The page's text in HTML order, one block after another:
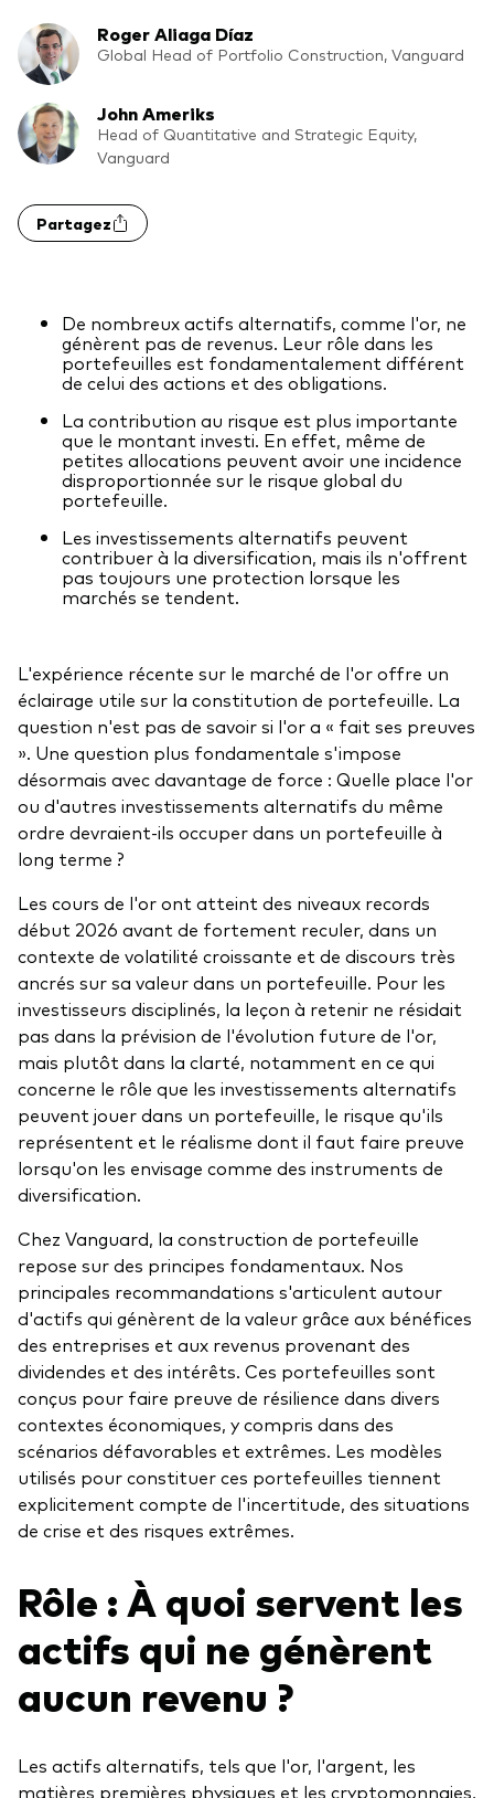
Marché monétaire
Multi-actifs
Obligations
Obligations active
Comment investir avec nous
Documents juridiques
Gérance des placements
Roger Aliaga Díaz
Global Head of Portfolio Construction, Vanguard
John Ameriks
Head of Quantitative and Strategic Equity,
Vanguard
Partagez
De nombreux actifs alternatifs, comme l'or, ne
génèrent pas de revenus. Leur rôle dans les
portefeuilles est fondamentalement différent
de celui des actions et des obligations.
La contribution au risque est plus importante
que le montant investi. En effet, même de
petites allocations peuvent avoir une incidence
disproportionnée sur le risque global du
portefeuille.
Les investissements alternatifs peuvent
contribuer à la diversification, mais ils n'offrent
pas toujours une protection lorsque les
marchés se tendent.
L'expérience récente sur le marché de l'or offre un
éclairage utile sur la constitution de portefeuille. La
question n'est pas de savoir si l'or a « fait ses preuves
». Une question plus fondamentale s'impose
désormais avec davantage de force : Quelle place l'or
ou d'autres investissements alternatifs du même
ordre devraient-ils occuper dans un portefeuille à
long terme ?
Les cours de l'or ont atteint des niveaux records
début 2026 avant de fortement reculer, dans un
contexte de volatilité croissante et de discours très
ancrés sur sa valeur dans un portefeuille. Pour les
investisseurs disciplinés, la leçon à retenir ne résidait
pas dans la prévision de l'évolution future de l'or,
mais plutôt dans la clarté, notamment en ce qui
concerne le rôle que les investissements alternatifs
peuvent jouer dans un portefeuille, le risque qu'ils
représentent et le réalisme dont il faut faire preuve
lorsqu'on les envisage comme des instruments de
diversification.
Chez Vanguard, la construction de portefeuille
repose sur des principes fondamentaux. Nos
principales recommandations s'articulent autour
d'actifs qui génèrent de la valeur grâce aux bénéfices
des entreprises et aux revenus provenant des
dividendes et des intérêts. Ces portefeuilles sont
conçus pour faire preuve de résilience dans divers
contextes économiques, y compris dans des
scénarios défavorables et extrêmes. Les modèles
utilisés pour constituer ces portefeuilles tiennent
explicitement compte de l'incertitude, des situations
de crise et des risques extrêmes.
Rôle : À quoi servent les
actifs qui ne génèrent
aucun revenu ?
Les actifs alternatifs, tels que l'or, l'argent, les
matières premières physiques et les cryptomonnaies,